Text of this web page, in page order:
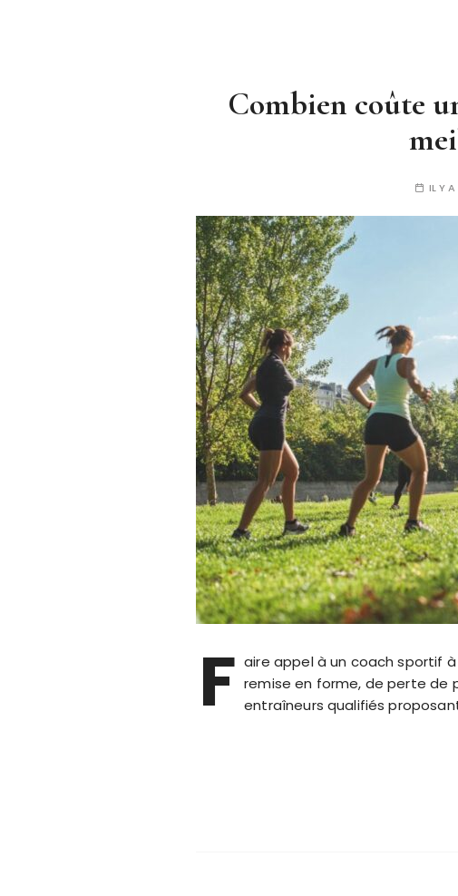
Combien coûte
IL Y
F aire appel à un coach sportif
remise en forme, de perte de
entraîneurs qualifiés